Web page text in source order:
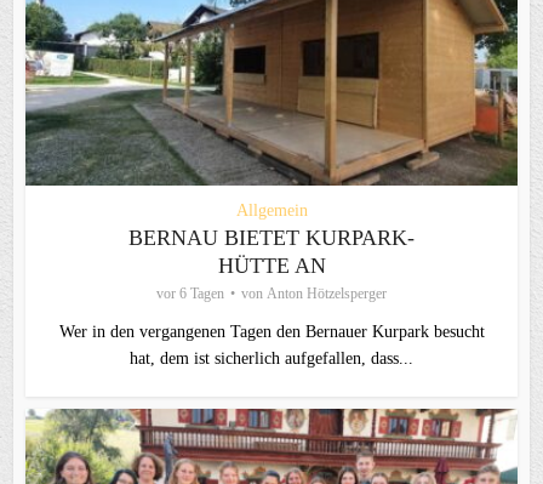
Allgemein
BERNAU BIETET KURPARK-
HÜTTE AN
vor 6 Tagen von Anton Hötzelsperger
Wer in den vergangenen Tagen den Bernauer Kurpark besucht
hat, dem ist sicherlich aufgefallen, dass...